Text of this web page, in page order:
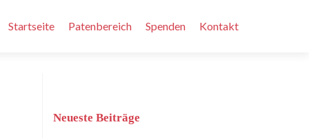
Inhalt
Startseite Patenbereich Spenden Kontakt
Neueste Beiträge